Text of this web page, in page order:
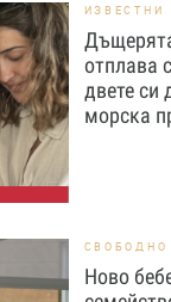
ИЗВЕСТНИ
отплава
двете си
морска
СВОБОДНО
Ново